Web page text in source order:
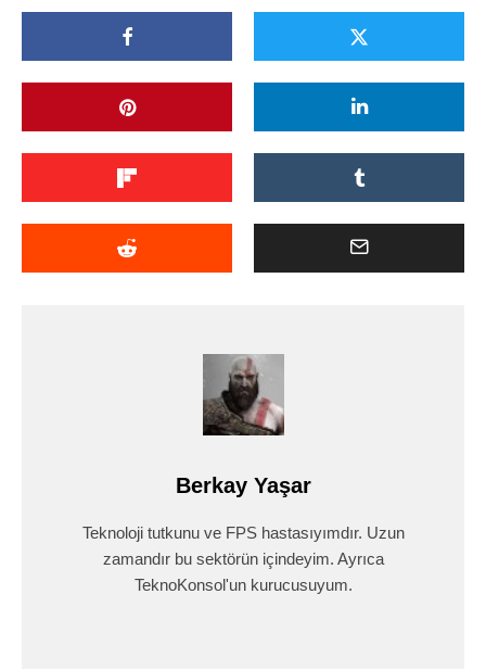
Berkay Yaşar
Teknoloji tutkunu ve FPS hastasıyımdır. Uzun
zamandır bu sektörün içindeyim. Ayrıca
TeknoKonsol'un kurucusuyum.